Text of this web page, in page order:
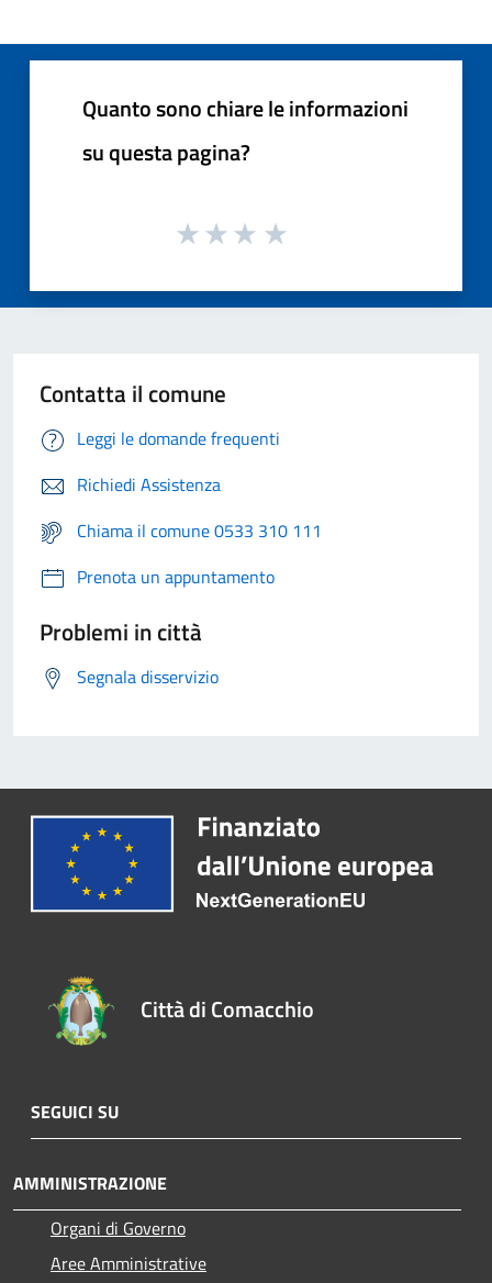
Quanto sono chiare le informazioni
su questa pagina?
Contatta il comune
Leggi le domande frequenti
Richiedi Assistenza
Chiama il comune 0533 310 111
Prenota un appuntamento
Problemi in città
Segnala disservizio
Città di Comacchio
SEGUICI SU
AMMINISTRAZIONE
Organi di Governo
Aree Amministrative